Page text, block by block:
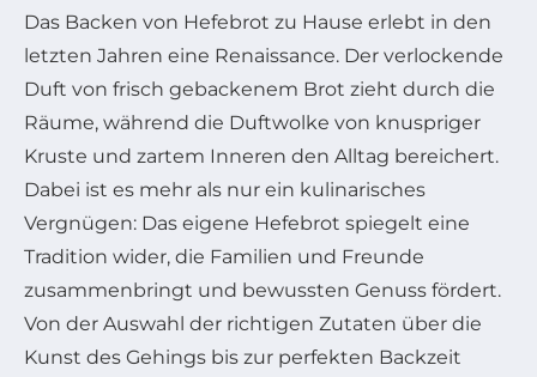
Das Backen von Hefebrot zu Hause erlebt in den
letzten Jahren eine Renaissance. Der verlockende
Duft von frisch gebackenem Brot zieht durch die
Räume, während die Duftwolke von knuspriger
Kruste und zartem Inneren den Alltag bereichert.
Dabei ist es mehr als nur ein kulinarisches
Vergnügen: Das eigene Hefebrot spiegelt eine
Tradition wider, die Familien und Freunde
zusammenbringt und bewussten Genuss fördert.
Von der Auswahl der richtigen Zutaten über die
Kunst des Gehings bis zur perfekten Backzeit